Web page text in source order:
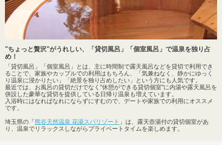
"ちょっと贅沢"がうれしい、「貸切風呂」「個室風呂」で温泉を独り占
め！
「貸切風呂」「個室風呂」とは、主に時間制で露天風呂などを貸切で利用でき
ることで、家族やカップルでの利用はもちろん、「気兼ねなく、静かにゆっく
り温泉に浸かりたい」「絶景を独り占めしたい」という方にも人気です。
最近では、お風呂の貸切だけでなく"休憩ができる貸切個室"に内湯や露天風呂を
併設した豪華な貸切を提供している日帰り温泉も増えています。
入浴時にはなればなれにならずにすむので、デートや家族での利用にオススメ
です。
埼玉県の「 熊谷天然温泉 花湯スパリゾート 」は、露天壺湯付の貸切個室があ
り、温泉でリラックスしながらプライベートタイムを楽しめます。